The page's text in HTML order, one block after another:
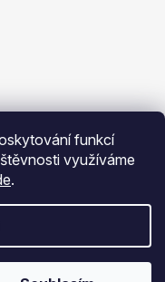
funkcí
využíváme
.